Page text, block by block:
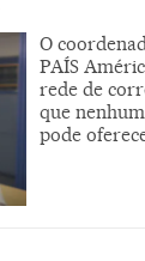
O
PAÍS
rede de
que
pode